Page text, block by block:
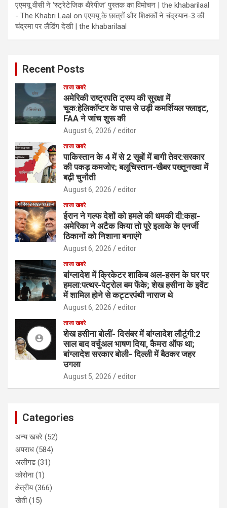
एएमयू वीसी ने ‘स्ट्रेटेजिक थैरेपीज’ पुस्तक का विमोचन | the khabarilaal
- The Khabri Laal onएएमयू के छात्रों और शिक्षकों ने चंद्रयान-3 की
चंद्रमा पर लैंडिंग देखी | the khabarilaal
Recent Posts
ताजा खबरे
अमेरिकी राष्ट्रपति ट्रम्प की सुरक्षा में
चूक:हेलिकॉप्टर के पास से उड़ी कमर्शियल फ्लाइट,
FAA ने जांच शुरू की
August 6, 2026 editor
ताजा खबरे
पाकिस्तान के 4 में से 2 सूबों में बागी तेवर:सरकार
की पकड़ कमजोर; बलूचिस्तान-खैबर पख्तूनख्वा में
बढ़ी चुनौती
August 6, 2026 editor
ताजा खबरे
ईरान ने गल्फ देशों को हमले की धमकी दी:कहा-
अमेरिका ने अटैक किया तो पूरे इलाके के एनर्जी
ठिकानों को निशाना बनाएंगे
August 6, 2026 editor
ताजा खबरे
बांग्लादेश में क्रिकेटर शाकिब अल-हसन के घर पर
हमला:पत्थर-पेट्रोल बम फेंके; शेख हसीना के इवेंट
में शामिल होने से कट्टरपंथी नाराज थे
August 6, 2026 editor
ताजा खबरे
शेख हसीना बोलीं- दिसंबर में बांग्लादेश लौटूंगी:2
साल बाद वर्चुअल भाषण दिया, कैमरा ऑफ था;
बांग्लादेश सरकार बोली- दिल्ली में बैठकर जहर
उगला
August 5, 2026 editor
Categories
अन्य खबरे (52)
अपराध (584)
अलीगढ(31)
कोरोना(1)
क्षेत्रीय(366)
खेती(15)